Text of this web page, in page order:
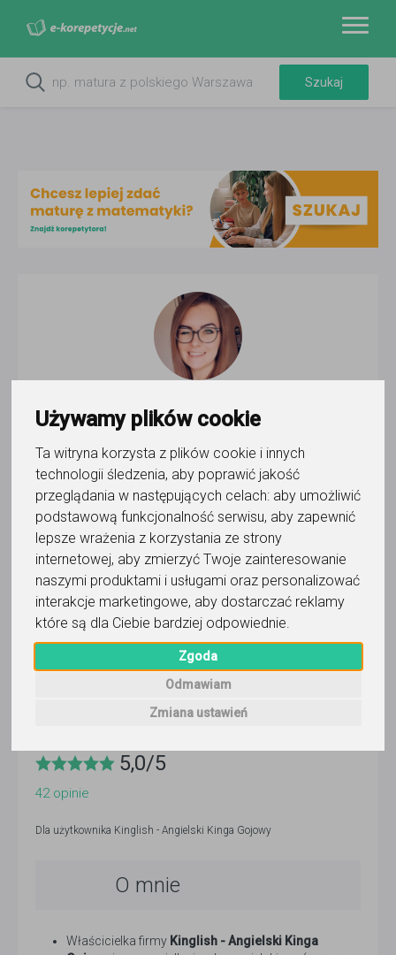
Używamy plików cookie
Ta witryna korzysta z plików cookie i innych
technologii śledzenia, aby poprawić jakość
przeglądania w następujących celach: aby umożliwić
podstawową funkcjonalność serwisu, aby zapewnić
lepsze wrażenia z korzystania ze strony
internetowej, aby zmierzyć Twoje zainteresowanie
naszymi produktami i usługami oraz personalizować
interakcje marketingowe, aby dostarczać reklamy
które są dla Ciebie bardziej odpowiednie.
Zgoda
Odmawiam
Zmiana ustawień
Kinglish - Angielski Kinga Gojowy
Wyślij wiadomość
Ostatnia aktywność:
3 dni temu
Pokaż
Korepetytor prowadzi zajęcia online
Faktura VAT
Wyślij wiadomość
5,0/5
42opinie
Dla użytkownika Kinglish - Angielski Kinga Gojowy
O mnie
Właścicielka firmy Kinglish - Angielski Kinga